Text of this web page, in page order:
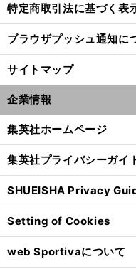
特定商取引法に基づく表
ブラウザプッシュ通知に
サイトマップ
企業情報
集英社ホームページ
集英社プライバシーガイ
SHUEISHA Privacy
Setting of Cookies
web Sportivaについて